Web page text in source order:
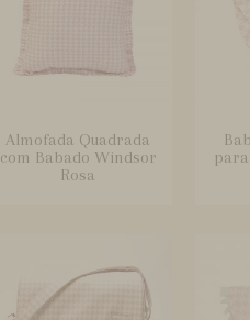
Almofada Quadrada
com Babado Windsor
Rosa